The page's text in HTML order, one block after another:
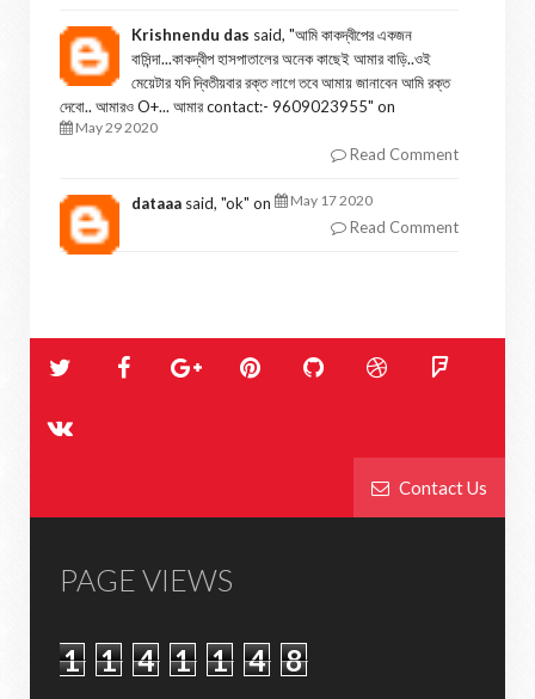
Krishnendu das said, "আমি কাকদ্বীপের একজন
বাসিন্দা...কাকদ্বীপ হাসপাতালের অনেক কাছেই আমার বাড়ি..ওই
মেয়েটার যদি দ্বিতীয়বার রক্ত লাগে তবে আমায় জানাবেন আমি রক্ত
দেবো.. আমারও O+... আমার contact:- 9609023955" on
May 29 2020
Read Comment
dataaa said, "ok" on May 17 2020
Read Comment
Contact Us
PAGE VIEWS
1 1 4 1 1 4 8